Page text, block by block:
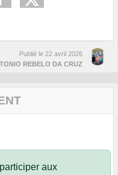
Publié le 22 avril 2026
REBELO DA CRUZ
aux